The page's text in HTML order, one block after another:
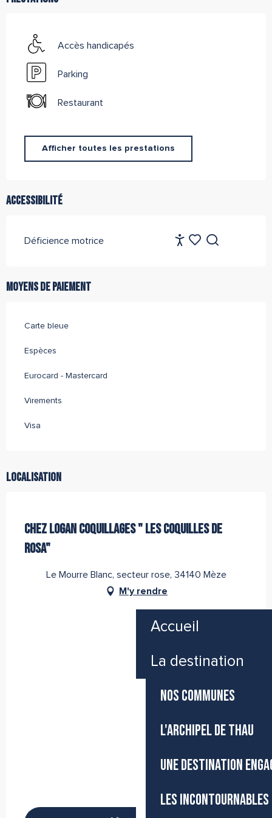
Accueil
La destination
NOS COMMUNES
L'ARCHIPEL DE THAU
UNE DESTINATION
LES
FR
Accès handicapés
Parking
Restaurant
Afficher toutes les prestations
Accessibilité
Déficience motrice
Moyens de paiement
Carte bleue
Espèces
Eurocard - Mastercard
Virements
Visa
Localisation
CHEZ LOGAN COQUILLAGES " LES COQUILLES DE
ROSA"
Le Mourre Blanc, secteur rose, 34140 Mèze
M'y rendre